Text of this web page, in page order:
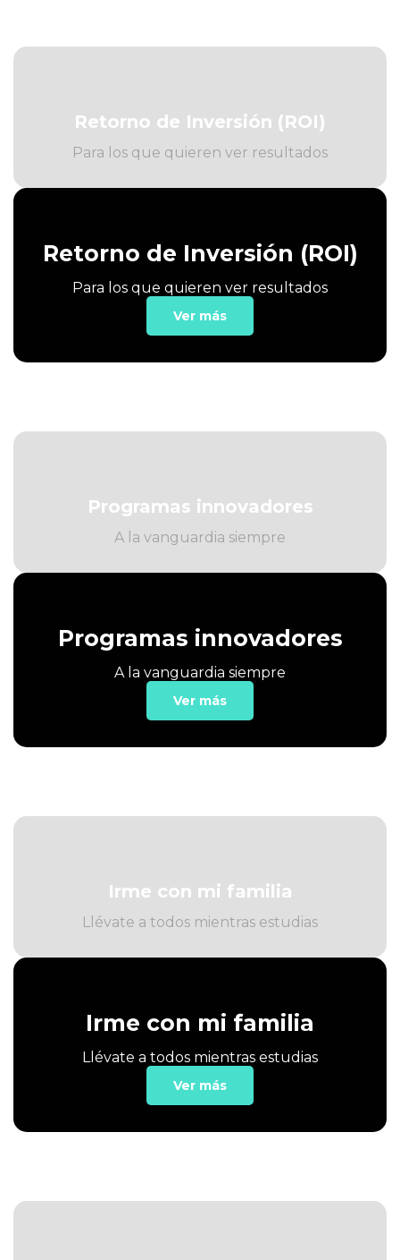
Retorno de Inversión (ROI)
Para los que quieren ver resultados
Retorno de Inversión (ROI)
Para los que quieren ver resultados
Ver más
Programas innovadores
A la vanguardia siempre
Programas innovadores
A la vanguardia siempre
Ver más
Irme con mi familia
Llévate a todos mientras estudias
Irme con mi familia
Llévate a todos mientras estudias
Ver más